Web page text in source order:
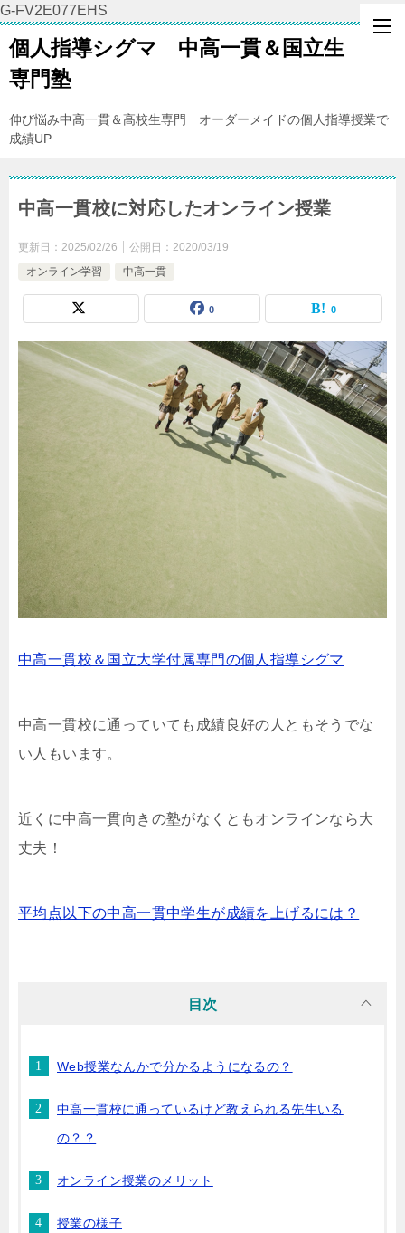
G-FV2E077EHS
個人指導シグマ 中高一貫＆国立生
専門塾
伸び悩み中高一貫＆高校生専門 オーダーメイドの個人指導授業で
成績UP
中高一貫校に対応したオンライン授業
更新日： 2025/02/26 公開日： 2020/03/19
オンライン学習
中高一貫
0 0
中高一貫校＆国立大学付属専門の個人指導シグマ
中高一貫校に通っていても成績良好の人ともそうでな
い人もいます。
近くに中高一貫向きの塾がなくともオンラインなら大
丈夫！
平均点以下の中高一貫中学生が成績を上げるには？
目次
Web授業なんかで分かるようになるの？
中高一貫校に通っているけど教えられる先生いる
の？？
オンライン授業のメリット
授業の様子